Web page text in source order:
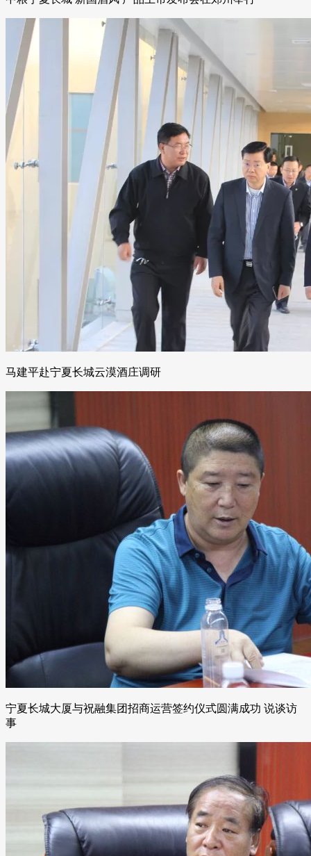
马建平赴宁夏长城云漠酒庄调研
宁夏长城大厦与祝融集团招商运营签约仪式圆满成功 说谈访
事